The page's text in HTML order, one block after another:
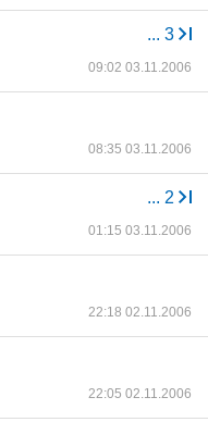
... 3
09:02 03.11.2006
08:35 03.11.2006
... 2
01:15 03.11.2006
22:18 02.11.2006
22:05 02.11.2006